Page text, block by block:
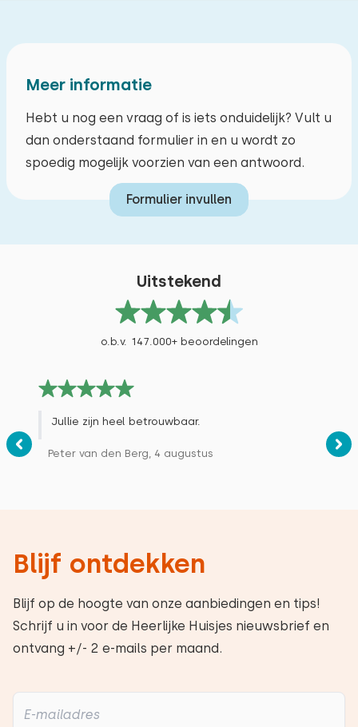
Zwemmen
Meer informatie
Hebt u nog een vraag of is iets onduidelijk? Vult u
dan onderstaand formulier in en u wordt zo
spoedig mogelijk voorzien van een antwoord.
Formulier invullen
Origineel weergeven
genoten. Je moet er wel rekening mee houden
dat je op een prachtige, oudere boot bent en
dat de stahoogte wat beperkt is voor lange
mensen. Maar dat was voor ons geen probleem.
Alle reviews
Uitstekend
o.b.v. 147.000+ beoordelingen
Jullie zijn heel betrouwbaar.
Peter van den Berg, 4 augustus
Blijf ontdekken
Blijf op de hoogte van onze aanbiedingen en tips!
Schrijf u in voor de Heerlijke Huisjes nieuwsbrief en
ontvang +/- 2 e-mails per maand.